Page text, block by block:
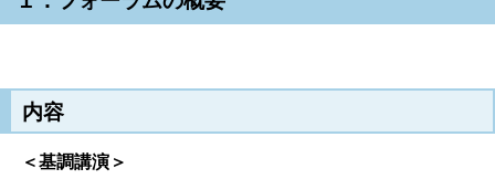
内容
＜基調講演＞